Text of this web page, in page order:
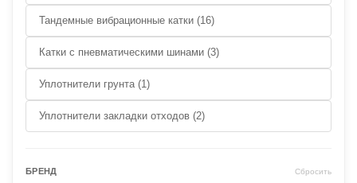
Тандемные вибрационные катки (16)
Катки с пневматическими шинами (3)
Уплотнители грунта (1)
Уплотнители закладки отходов (2)
БРЕНД Сбросить